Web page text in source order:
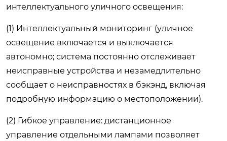
интеллектуального уличного освещения:
(1) Интеллектуальный мониторинг (уличное
освещение включается и выключается
автономно; система постоянно отслеживает
неисправные устройства и незамедлительно
сообщает о неисправностях в бэкэнд, включая
подробную информацию о местоположении).
(2) Гибкое управление: дистанционное
управление отдельными лампами позволяет